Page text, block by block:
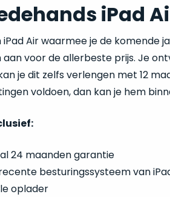
iPad
iPad Air waarmee je de komende
aan voor de allerbeste prijs. Je
je dit zelfs verlengen met 12
voldoen, dan kan je hem
24 maanden garantie
besturingssysteem van
oplader